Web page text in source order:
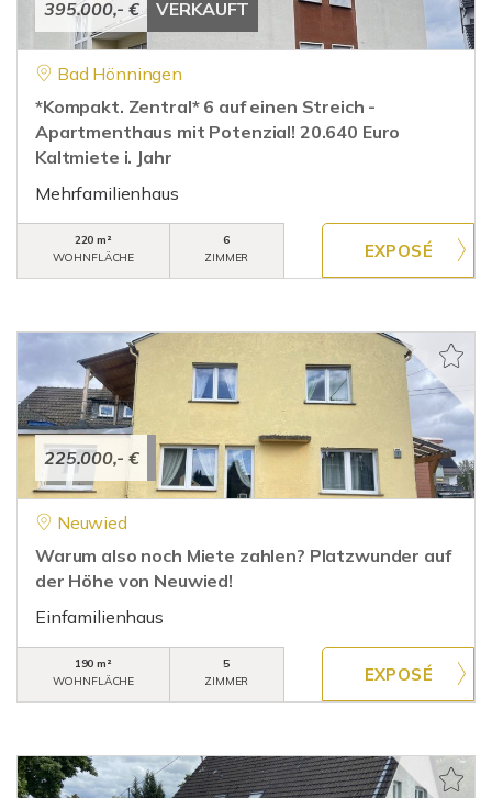
395.000,- € VERKAUFT
Bad Hönningen
*Kompakt. Zentral* 6 auf einen Streich -
Apartmenthaus mit Potenzial! 20.640 Euro
Kaltmiete i. Jahr
Mehrfamilienhaus
220 m²
WOHNFLÄCHE
6
ZIMMER
225.000,- €
Neuwied
Warum also noch Miete zahlen? Platzwunder auf
der Höhe von Neuwied!
Einfamilienhaus
190 m²
WOHNFLÄCHE
5
ZIMMER